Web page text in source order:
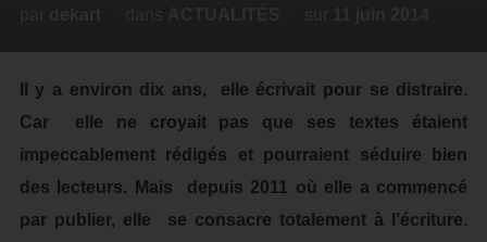
Il y a environ dix ans, elle écrivait pour se distraire.
Car elle ne croyait pas que ses textes étaient
impeccablement rédigés et pourraient séduire bien
des lecteurs. Mais depuis 2011 où elle a commencé
par publier, elle se consacre totalement à l’écriture.